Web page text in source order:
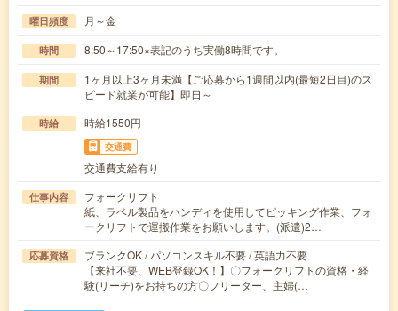
曜日頻度 月～金
時間 8:50～17:50※表記のうち実働8時間です。
期間
1ヶ月以上3ヶ月未満【ご応募から1週間以内(最短2日目)のス
ピード就業が可能】即日～
時給 時給1550円
交通費
交通費支給有り
仕事内容
フォークリフト
紙、ラベル製品をハンディを使用してピッキング作業、フォ
ークリフトで運搬作業をお願いします。(派遣)2…
応募資格
ブランクOK / パソコンスキル不要 / 英語力不要
【来社不要、WEB登録OK！】〇フォークリフトの資格・経
験(リーチ)をお持ちの方〇フリーター、主婦(…